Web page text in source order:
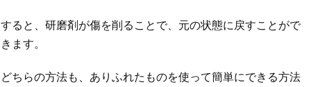
すると、研磨剤が傷を削ることで、元の状態に戻すことがで
きます。
どちらの方法も、ありふれたものを使って簡単にできる方法